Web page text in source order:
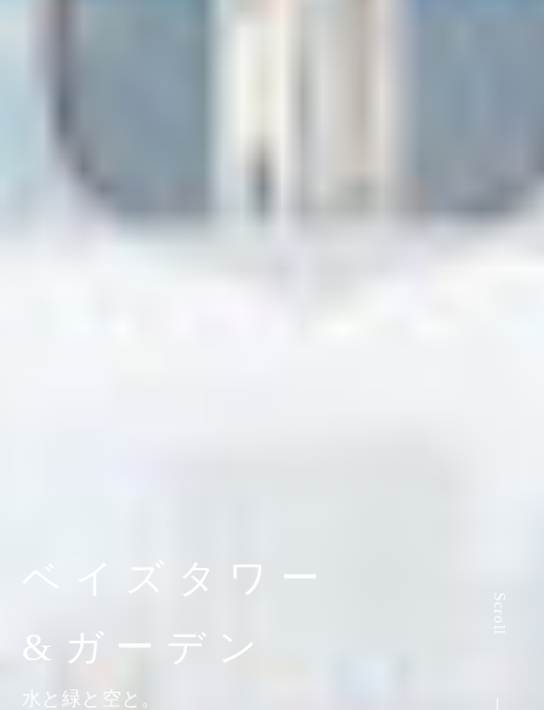
ベイズタワー
&ガーデン
水と緑と空と。
Scroll